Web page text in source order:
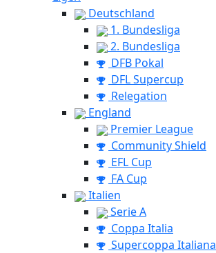
Deutschland
1. Bundesliga
2. Bundesliga
DFB Pokal
DFL Supercup
Relegation
England
Premier League
Community Shield
EFL Cup
FA Cup
Italien
Serie A
Coppa Italia
Supercoppa Italiana